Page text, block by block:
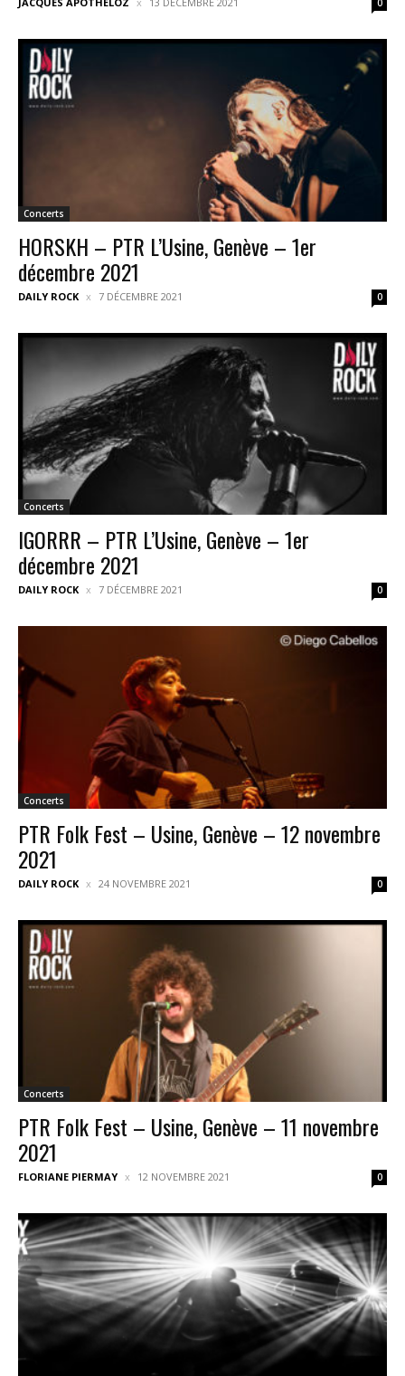
0
Concerts
HORSKH – PTR L’Usine, Genève – 1er
décembre 2021
DAILY ROCK 7 DÉCEMBRE 2021 0
Concerts
IGORRR – PTR L’Usine, Genève – 1er
décembre 2021
DAILY ROCK 7 DÉCEMBRE 2021 0
Concerts
PTR Folk Fest – Usine, Genève – 12 novembre
2021
DAILY ROCK 24 NOVEMBRE 2021 0
Concerts
PTR Folk Fest – Usine, Genève – 11 novembre
2021
FLORIANE PIERMAY 12 NOVEMBRE 2021 0